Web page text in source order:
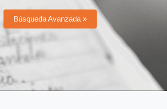
Búsqueda Avanzada »